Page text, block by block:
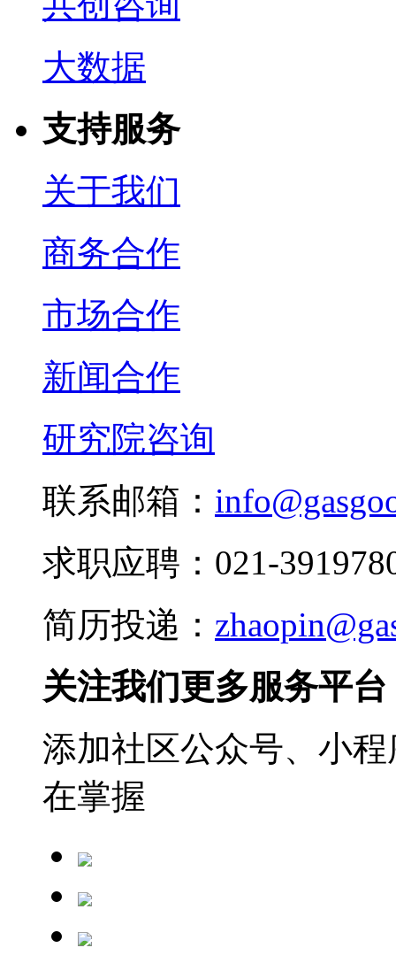
大数据
支持服务
关于我们
商务合作
市场合作
新闻合作
研究院咨询
联系邮箱：
求职应聘：021-
简历投递：
关注我们更多服务平台
添加社区公众号、小
在掌握